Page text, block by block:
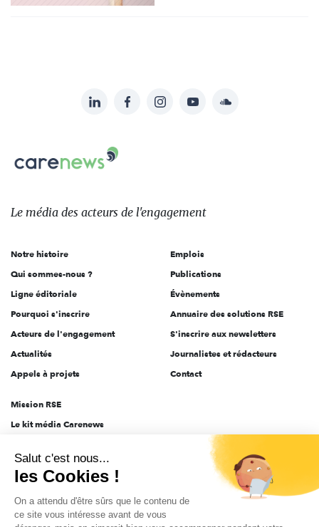
sur:
LinkedInFacebookInstagramYouTubeSoundcloud
Carenews,
Le
des
l'engagement
Le média des acteurs de l'engagement
Notre histoire
Qui sommes-nous ?
Ligne éditoriale
Pourquoi s'inscrire
Acteurs de l'engagement
Actualités
Appels à projets
Emplois
Publications
Évènements
Annuaire des solutions RSE
S'inscrire aux newsletters
Journalistes et rédacteurs
Contact
Mission RSE
Le kit média Carenews
AEF info
Novethic
PRODURABLE
Inclusiv Day
Salut c'est nous...
les Cookies !
On a attendu d'être sûrs que le contenu de
ce site vous intéresse avant de vous